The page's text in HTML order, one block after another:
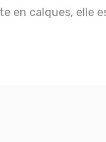
en calques, elle